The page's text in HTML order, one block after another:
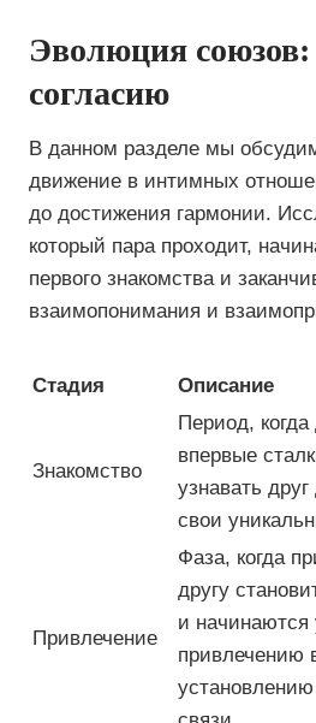
Эволюция союзов:
согласию
В данном разделе мы
движение в интимных
до достижения гармонии.
который пара проходит,
первого знакомства и
взаимопонимания и
Стадия Описание
Знакомство
Период,
впервые
узнавать
свои
Привлечение
Фаза, когда
другу
и начинаются
привлечению